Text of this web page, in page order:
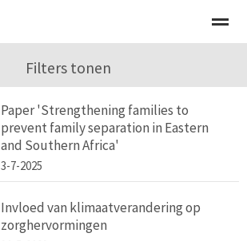
Werken met kinderen
Nieuws Agenda E-mail
Filters tonen
Paper 'Strengthening families to
prevent family separation in Eastern
and Southern Africa'
3-7-2025
Invloed van klimaatverandering op
zorghervormingen